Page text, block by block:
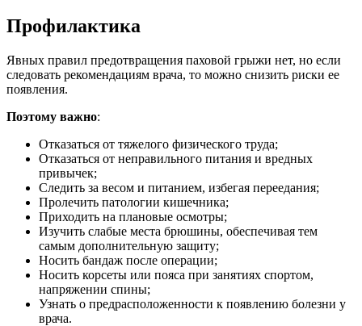
Профилактика
Явных правил предотвращения паховой грыжи нет, но если
следовать рекомендациям врача, то можно снизить риски ее
появления.
Поэтому важно:
Отказаться от тяжелого физического труда;
Отказаться от неправильного питания и вредных
привычек;
Следить за весом и питанием, избегая переедания;
Пролечить патологии кишечника;
Приходить на плановые осмотры;
Изучить слабые места брюшины, обеспечивая тем
самым дополнительную защиту;
Носить бандаж после операции;
Носить корсеты или пояса при занятиях спортом,
напряжении спины;
Узнать о предрасположенности к появлению болезни у
врача.